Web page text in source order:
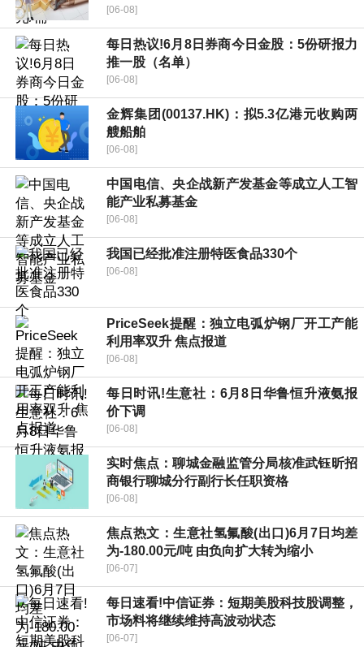
[06-08]
每日热议!6月8日券商今日金股：5份研报力
推一股（名单）
[06-08]
金辉集团(00137.HK)：拟5.3亿港元收购两
艘船舶
[06-08]
中国电信、央企战新产发基金等成立人工智
能产业私募基金
[06-08]
我国已经批准注册特医食品330个
[06-08]
PriceSeek提醒：独立电弧炉钢厂开工产能
利用率双升 焦点报道
[06-08]
每日时讯!生意社：6月8日华鲁恒升液氨报
价下调
[06-08]
实时焦点：聊城金融监管分局核准武钰昕招
商银行聊城分行副行长任职资格
[06-08]
焦点热文：生意社氢氟酸(出口)6月7日均差
为-180.00元/吨 由负向扩大转为缩小
[06-07]
每日速看!中信证券：短期美股科技股调整，
市场料将继续维持高波动状态
[06-07]